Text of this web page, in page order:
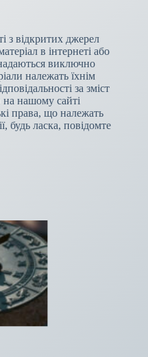
з відкритих джерел
в інтернеті або
виключно
належать їхнім
за зміст
нашому сайті
права, що належать
будь ласка, повідомте